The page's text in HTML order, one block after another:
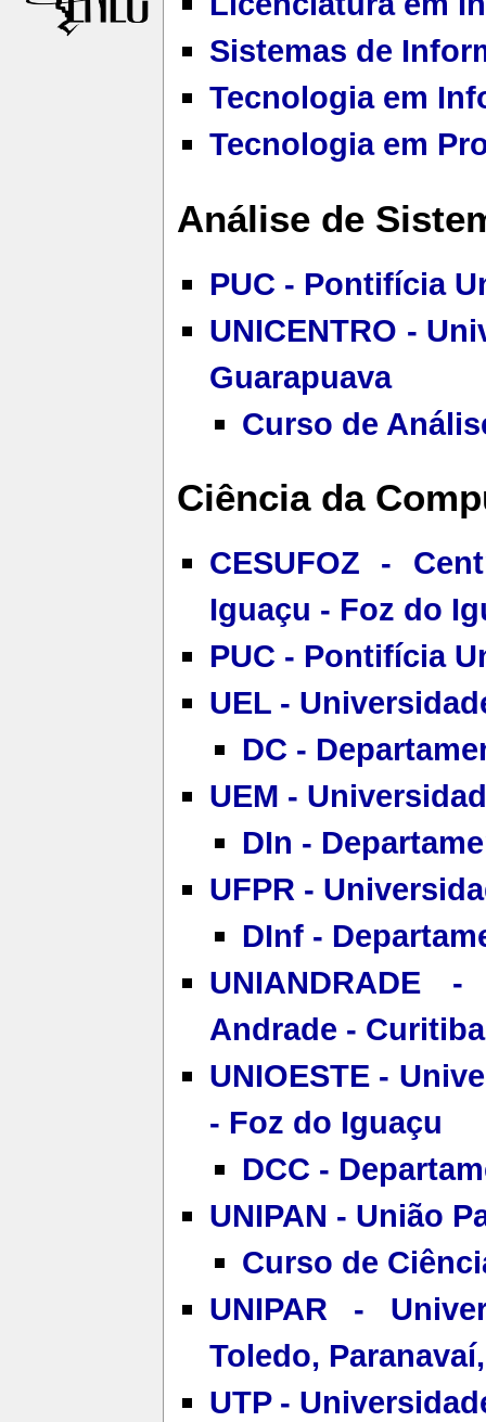
Sistemas de
Tecnologia em
Tecnologia em
Análise de
PUC - Pontifícia
UNICENTRO -
Guarapuava
Curso de
Ciência da
CESUFOZ -
Iguaçu - Foz do
PUC - Pontifícia
UEL -
DC -
UEM -
DIn -
UFPR -
DInf -
UNIANDRADE
Andrade - Curitiba
UNIOESTE -
- Foz do Iguaçu
DCC -
UNIPAN - União
Curso de
UNIPAR -
Toledo,
UTP -